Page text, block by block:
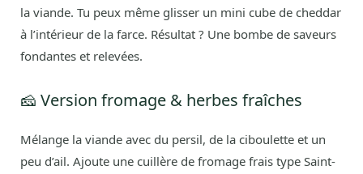
la viande. Tu peux même glisser un mini cube de cheddar
à l’intérieur de la farce. Résultat ? Une bombe de saveurs
fondantes et relevées.
🧀 Version fromage & herbes fraîches
Mélange la viande avec du persil, de la ciboulette et un
peu d’ail. Ajoute une cuillère de fromage frais type Saint-